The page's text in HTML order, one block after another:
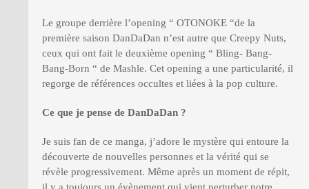
Le groupe derrière l’opening “ OTONOKE “de la
première saison DanDaDan n’est autre que Creepy Nuts,
ceux qui ont fait le deuxième opening “ Bling- Bang-
Bang-Born “ de Mashle. Cet opening a une particularité, il
regorge de références occultes et liées à la pop culture.
Ce que je pense de DanDaDan ?
Je suis fan de ce manga, j’adore le mystère qui entoure la
découverte de nouvelles personnes et la vérité qui se
révèle progressivement. Même après un moment de répit,